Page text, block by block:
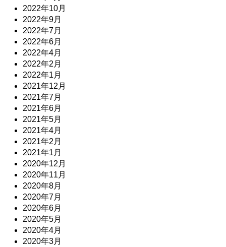
2022年10月
2022年9月
2022年7月
2022年6月
2022年4月
2022年2月
2022年1月
2021年12月
2021年7月
2021年6月
2021年5月
2021年4月
2021年2月
2021年1月
2020年12月
2020年11月
2020年8月
2020年7月
2020年6月
2020年5月
2020年4月
2020年3月